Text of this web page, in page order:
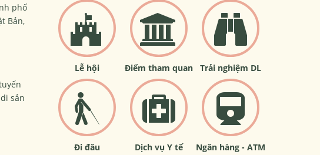
phố
Bản,
sản
Lễ hội Điểm tham quan Trải nghiệm DL
Đi đâu Dịch vụ Y tế Ngân hàng - ATM